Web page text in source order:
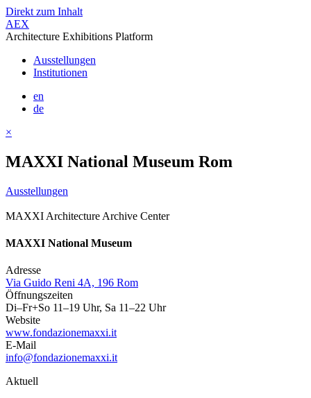
Direkt zum Inhalt
AEX
Architecture Exhibitions Platform
Ausstellungen
Institutionen
en
de
×
MAXXI National Museum Rom
Ausstellungen
MAXXI Architecture Archive Center
MAXXI National Museum
Adresse
Via Guido Reni 4A, 196 Rom
Öffnungszeiten
Di–Fr+So 11–19 Uhr, Sa 11–22 Uhr
Website
www.fondazionemaxxi.it
E-Mail
info@fondazionemaxxi.it
Aktuell